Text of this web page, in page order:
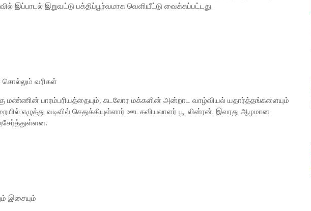
இப்பாடல் இறுவட்டு பக்திப்பூர்வமாக வெளியீட்டு வைக்கப்பட்டது.
வரிகள்
மண்ணின் பாரம்பரியத்தையும், கடலோர மக்களின் அன்றாட வாழ்வியல் யதார்த்தங்களையும்
எழுத்து வடிவில் செதுக்கியுள்ளார் ஊடகவியலாளர் பூ. லின்ரன். இவரது ஆழமான
இசையும்